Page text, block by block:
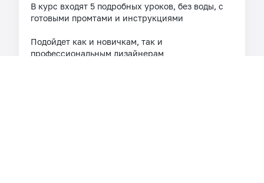
В курс входят 5 подробных уроков, без воды, с
готовыми промтами и инструкциями
Подойдет как и новичкам, так и
профессиональным дизайнерам